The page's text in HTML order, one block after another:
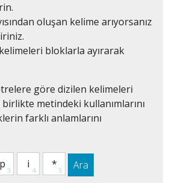
oluşan kelime arıyorsanız
bloklarla ayırarak
göre dizilen kelimeleri
metindeki kullanımlarını
farklı anlamlarını
Ara